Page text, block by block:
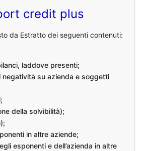
credit plus
da Estratto dei seguenti contenuti:
laddove presenti;
negatività su azienda e soggetti
della solvibilità);
in altre aziende;
esponenti e dell’azienda in altre